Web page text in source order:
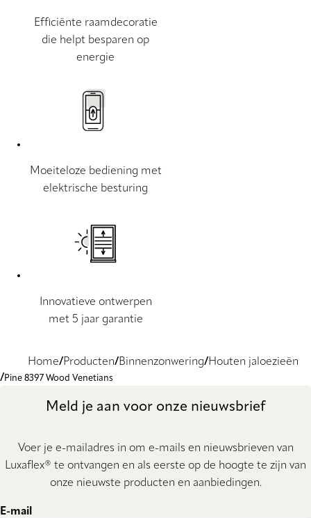
Efficiënte raamdecoratie
die helpt besparen op
energie
Moeiteloze bediening met
elektrische besturing
Innovatieve ontwerpen
met 5 jaar garantie
Home Producten Binnenzonwering Houten jaloezieën
Pine 8397 Wood Venetians
Meld je aan voor onze nieuwsbrief
Voer je e-mailadres in om e-mails en nieuwsbrieven van
Luxaflex® te ontvangen en als eerste op de hoogte te zijn van
onze nieuwste producten en aanbiedingen.
E-mail